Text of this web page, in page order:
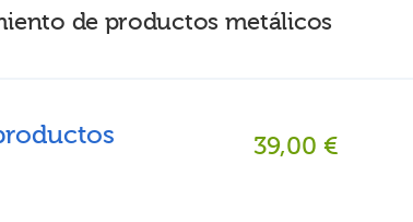
de productos metálicos
39,00 €